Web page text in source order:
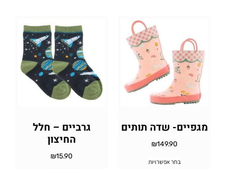
מגפיים- שדה תותים
₪149.90
בחר אפשרויות
גרביים – חלל
החיצון
₪15.90